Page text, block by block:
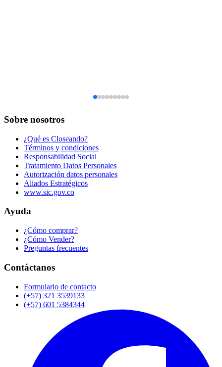
Sobre nosotros
¿Qué es Closeando?
Términos y condiciones
Responsabilidad Social
Tratamiento Datos Personales
Autorización datos personales
Aliados Estratégicos
www.sic.gov.co
Ayuda
¿Cómo comprar?
¿Cómo Vender?
Preguntas frecuentes
Contáctanos
Formulario de contacto
(+57) 321 3539133
(+57) 601 5384344